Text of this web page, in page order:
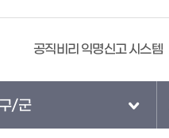
공직비리 익명신고 시스템
/군